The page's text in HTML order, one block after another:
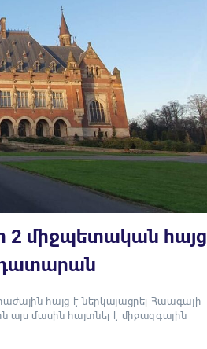
2 միջպետական հայց
դատարան
հայց է ներկայացրել Հաագայի
մասին հայտնել է միջազգային